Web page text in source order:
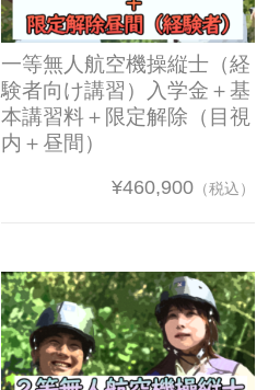
一等無人航空機操縦士（経
験者向け講習）入学金＋基
本講習料＋限定解除（目視
内＋昼間）
¥460,900 （税込）